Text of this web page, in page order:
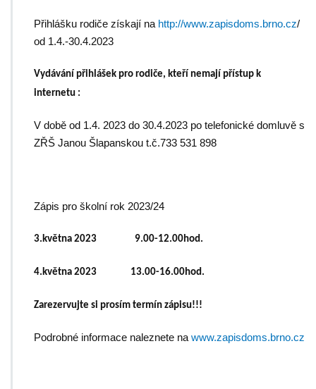
Přihlášku rodiče získají na http://www.zapisdoms.brno.cz/
od 1.4.-30.4.2023
Vydávání přihlášek pro rodiče, kteří nemají přístup k
internetu :
V době od 1.4. 2023 do 30.4.2023 po telefonické domluvě s
ZŘŠ Janou Šlapanskou t.č.733 531 898
Zápis pro školní rok 2023/24
3.května 2023 9.00-12.00hod.
4.května 2023 13.00-16.00hod.
Zarezervujte si prosím termín zápisu!!!
Podrobné informace naleznete na www.zapisdoms.brno.cz